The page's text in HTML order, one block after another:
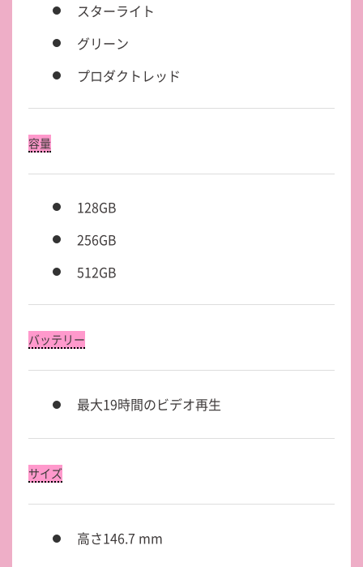
スターライト
グリーン
プロダクトレッド
容量
128GB
256GB
512GB
バッテリー
最大19時間のビデオ再生
サイズ
高さ146.7 mm